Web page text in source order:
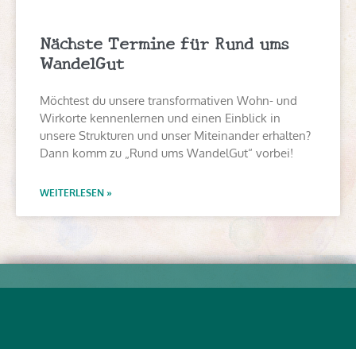
Nächste Termine für Rund ums
WandelGut
Möchtest du unsere transformativen Wohn- und
Wirkorte kennenlernen und einen Einblick in
unsere Strukturen und unser Miteinander erhalten?
Dann komm zu „Rund ums WandelGut“ vorbei!
WEITERLESEN »